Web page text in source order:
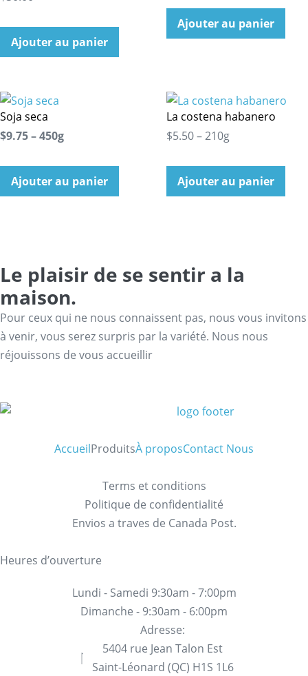
Ajouter au panier
Ajouter au panier
Soja seca
$9.75 – 450g
Ajouter au panier
La costena habanero
$5.50 – 210g
Ajouter au panier
Le plaisir de se sentir a la
maison.
Pour ceux qui ne nous connaissent pas, nous vous invitons
à venir, vous serez surpris par la variété. Nous nous
réjouissons de vous accueillir
AccueilProduitsÀ proposContact Nous
Terms et conditions
Politique de confidentialité
Envios a traves de Canada Post.
Heures d’ouverture
Lundi - Samedi 9:30am - 7:00pm
Dimanche - 9:30am - 6:00pm
Adresse:
5404 rue Jean Talon Est
Saint-Léonard (QC) H1S 1L6